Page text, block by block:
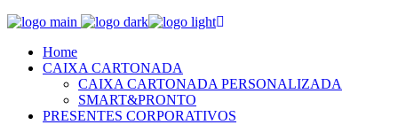
Home
CAIXA CARTONADA
CAIXA CARTONADA PERSONALIZADA
SMART&PRONTO
PRESENTES CORPORATIVOS